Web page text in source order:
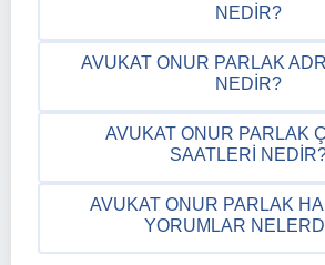
NEDIR?
AVUKAT ONUR PARLAK
NEDIR?
AVUKAT ONUR PARLAK
SAATLERI
AVUKAT ONUR PARLAK
YORUMLAR